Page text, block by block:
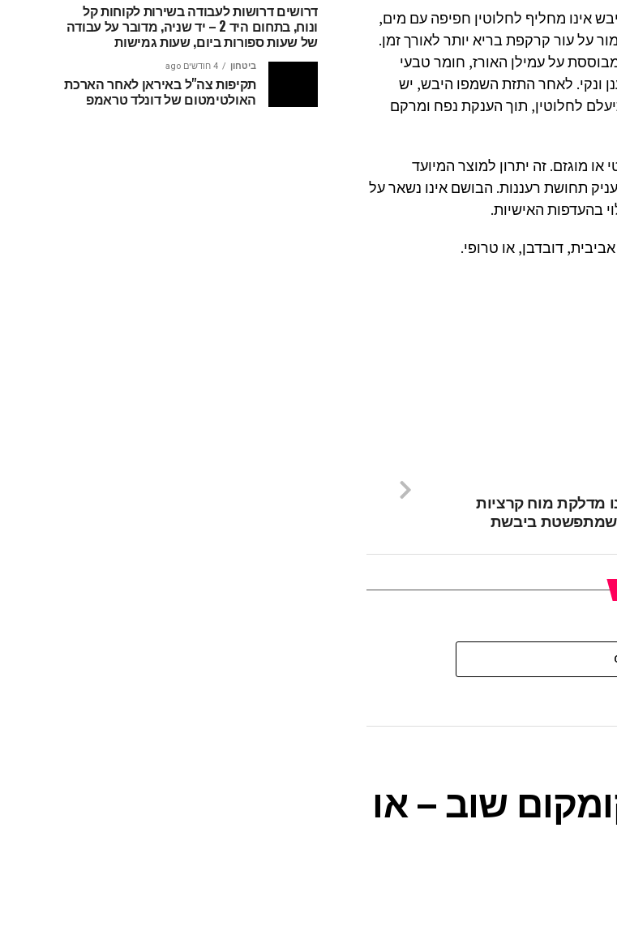
אינו מחליף לחלוטין חפיפה עם מים,
על עור קרקפת בריא יותר לאורך זמן.
על עמילן האורז, חומר טבעי
ונקי. לאחר התזת השמפו היבש, יש
לחלוטין, תוך הענקת נפח ומרקם
או מוגזם. זה יתרון למוצר המיועד
תחושת רעננות. הבושם אינו נשאר על
בהעדפות האישיות.
דובדבן, או טרופי.
מדלקת מוח קרציות
שמתפשטת ביבשת
שוב – או
דרושים דרושות לעבודה בשירות לקוחות קל
ונוח, בתחום היד 2 – יד שניה, מדובר על עבודה
של שעות ספורות ביום, שעות גמישות
ביטחון 4 חודשים ago
תקיפות צה"ל באיראן לאחר הארכת
האולטימטום של דונלד טראמפ